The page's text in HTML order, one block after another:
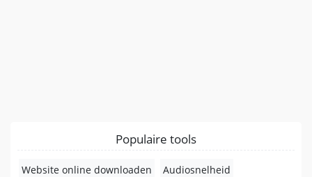
Populaire tools
Website online downloaden
Audiosnelheid